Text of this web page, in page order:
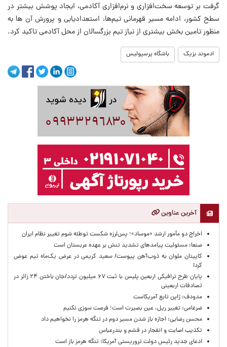
گرفت بر توسعه سخت‌افزاری و نرم‌افزاری آکادمی، ایجاد پوشش بیشتر در
سطح کشور، ادامه مسیر قهرمانی تیم‌ها، استعدادیابی و پرورش آن ها به
منظور تامین بخش بیشتری از نیاز تیم‌ بزرگسالان از محل آکادمی تاکید کرد.
ادموند بزیک باشگاه پرسپولیس
آخرین عناوین
اخراج دو مأمور ارشد «موساد»؛ پس‌لرزه شکست توطئه شوم تغییر نظام ایران
صنعا: مسئولیت پیامدهای تشدید تنش بر عهده عربستان است
کاپیتان ملوان به ذوب‌آهن پیوست/ سعید کریمی در عرض یک‌ماه تیم عوض
کرد!
پایان طرح ترافیکی اربعین پلیس با ثبت ۶۷ میلیون تردد/جان باختن ۲۴ زائر در
تصادفات اربعینی
مدودف: ژاپن تابع آمریکاست
ضرغامی: تغییر ریل، عین بصیرت است؛ فرصت سوزی نکنیم
محسن رضایی: اجازه باز شدن مسیر دوم در تنگه هرمز را نخواهیم داد
تکذیب اصابت و انفجار در قشم و بندرعباس
ادعای جدید رئیس دولت تروریستی آمریکا: تنگه هرمز باز است